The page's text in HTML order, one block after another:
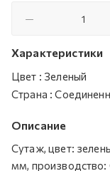
Характеристики
Цвет : Зеленый
Страна :
Описание
Сутаж, цвет:
мм,